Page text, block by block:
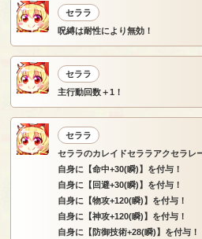
セララ
呪縛は耐性により無効！
セララ
主行動回数＋1！
セララ
セララのカレイドセララアクセラレ
自身に【命中+30(瞬)】を付与！
自身に【回避+30(瞬)】を付与！
自身に【物攻+120(瞬)】を付与！
自身に【神攻+120(瞬)】を付与！
自身に【防御技術+28(瞬)】を付与！